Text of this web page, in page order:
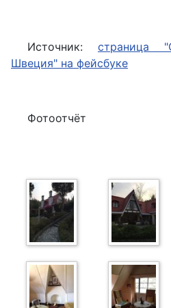
Источник: страница
Швеция" на фейсбуке
Фотоотчёт